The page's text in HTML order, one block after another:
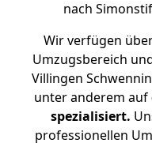
nach
Wir verfügen
Umzugsbereich
Villingen
unter anderem auf
spezialisiert.
professionellen